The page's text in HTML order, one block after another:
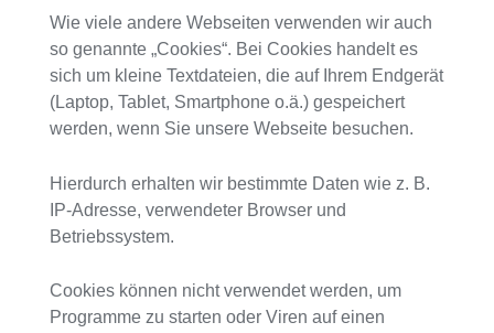
Wie viele andere Webseiten verwenden wir auch
so genannte „Cookies“. Bei Cookies handelt es
sich um kleine Textdateien, die auf Ihrem Endgerät
(Laptop, Tablet, Smartphone o.ä.) gespeichert
werden, wenn Sie unsere Webseite besuchen.
Hierdurch erhalten wir bestimmte Daten wie z. B.
IP-Adresse, verwendeter Browser und
Betriebssystem.
Cookies können nicht verwendet werden, um
Programme zu starten oder Viren auf einen